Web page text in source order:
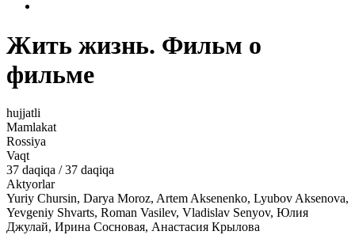
Жить жизнь. Фильм о
фильме
hujjatli
Mamlakat
Rossiya
Vaqt
37 daqiqa /37 daqiqa
Aktyorlar
Yuriy Chursin, Darya Moroz, Artem Aksenenko, Lyubov Aksenova,
Yevgeniy Shvarts, Roman Vasilev, Vladislav Senyov, Юлия
Джулай, Ирина Сосновая, Анастасия Крылова